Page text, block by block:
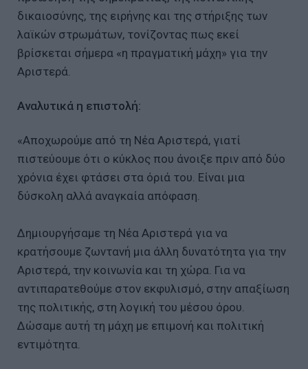
δικαιοσύνης, της ειρήνης και της στήριξης των
λαϊκών στρωμάτων, τονίζοντας πως εκεί
βρίσκεται σήμερα «η πραγματική μάχη» για την
Αριστερά.
Αναλυτικά η επιστολή:
«Αποχωρούμε από τη Νέα Αριστερά, γιατί
πιστεύουμε ότι ο κύκλος που άνοιξε πριν από δύο
χρόνια έχει φτάσει στα όριά του. Είναι μια
δύσκολη αλλά αναγκαία απόφαση.
Δημιουργήσαμε τη Νέα Αριστερά για να
κρατήσουμε ζωντανή μια άλλη δυνατότητα για την
Αριστερά, την κοινωνία και τη χώρα. Για να
αντιπαρατεθούμε στον εκφυλισμό, στην απαξίωση
της πολιτικής, στη λογική του μέσου όρου.
Δώσαμε αυτή τη μάχη με επιμονή και πολιτική
εντιμότητα.